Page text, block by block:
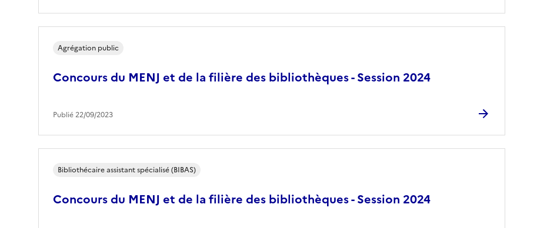
Concours du MENJ et de la filière des bibliothèques - Session 2024
Agrégation public
Publié 22/09/2023
Concours du MENJ et de la filière des bibliothèques - Session 2024
Bibliothécaire assistant spécialisé (BIBAS)